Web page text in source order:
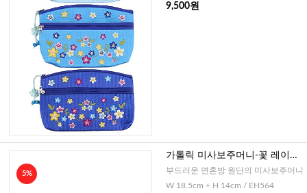
9,500원
5%
가톨릭 미사보주머니-꽃 레이스
십자가(핑크)
부드러운 면혼방 원단의 미사보주머니
W 18.5cm + H 14cm / EH564